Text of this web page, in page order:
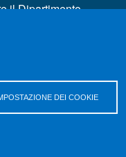
DEI COOKIE
il Dipartimento